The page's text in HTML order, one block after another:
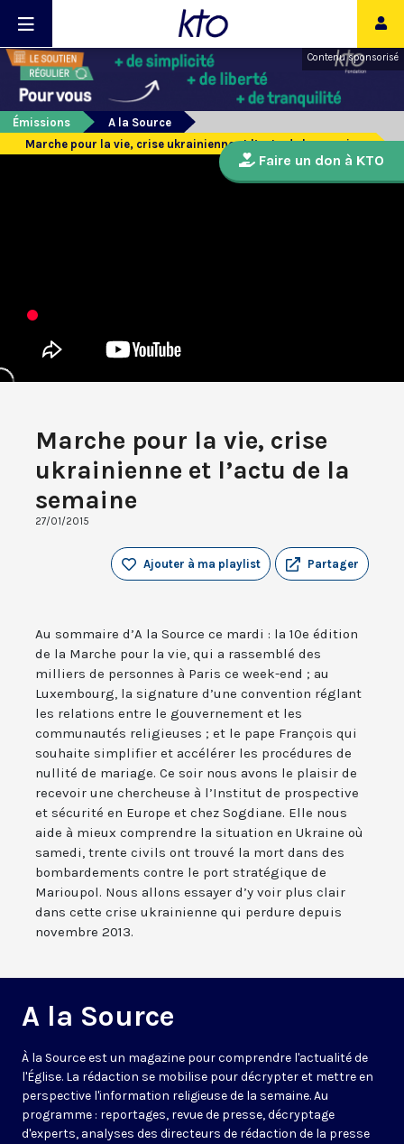
Contenu sponsorisé
Émissions
A la Source
Marche pour la vie, crise ukrainienne et l’actu de la semaine
Marche pour la vie, crise
ukrainienne et l’actu de la
semaine
27/01/2015
Partager
Ajouter à ma playlist
Au sommaire d’A la Source ce mardi : la 10e édition
de la Marche pour la vie, qui a rassemblé des
milliers de personnes à Paris ce week-end ; au
Luxembourg, la signature d’une convention réglant
les relations entre le gouvernement et les
communautés religieuses ; et le pape François qui
souhaite simplifier et accélérer les procédures de
nullité de mariage. Ce soir nous avons le plaisir de
recevoir une chercheuse à l’Institut de prospective
et sécurité en Europe et chez Sogdiane. Elle nous
aide à mieux comprendre la situation en Ukraine où
samedi, trente civils ont trouvé la mort dans des
bombardements contre le port stratégique de
Marioupol. Nous allons essayer d’y voir plus clair
dans cette crise ukrainienne qui perdure depuis
novembre 2013.
A la Source
À la Source est un magazine pour comprendre l'actualité de
l'Église. La rédaction se mobilise pour décrypter et mettre en
perspective l'information religieuse de la semaine. Au
programme : reportages, revue de presse, décryptage
d'experts, analyses des directeurs de rédaction de la presse
Faire un don à KTO